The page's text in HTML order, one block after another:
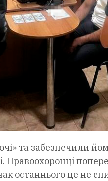
та забезпечили
Правоохоронці
останнього це не